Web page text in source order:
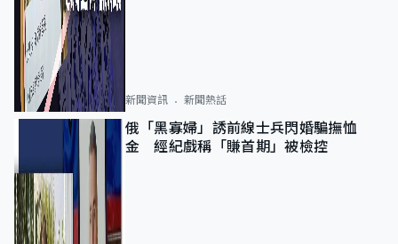
新聞資訊 新聞熱話
俄「黑寡婦」誘前線士兵閃婚騙撫恤
金 經紀戲稱「賺首期」被檢控